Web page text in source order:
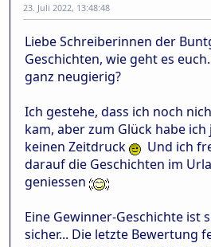
23. Juli 2022, 13:48:48
Liebe Schreiberinnen der
Geschichten, wie geht es
ganz neugierig?
Ich gestehe, dass ich noch
kam, aber zum Glück habe ich
keinen Zeitdruck
Und ich
darauf die Geschichten im
geniessen
Eine Gewinner-Geschichte ist
sicher... Die letzte Bewertung